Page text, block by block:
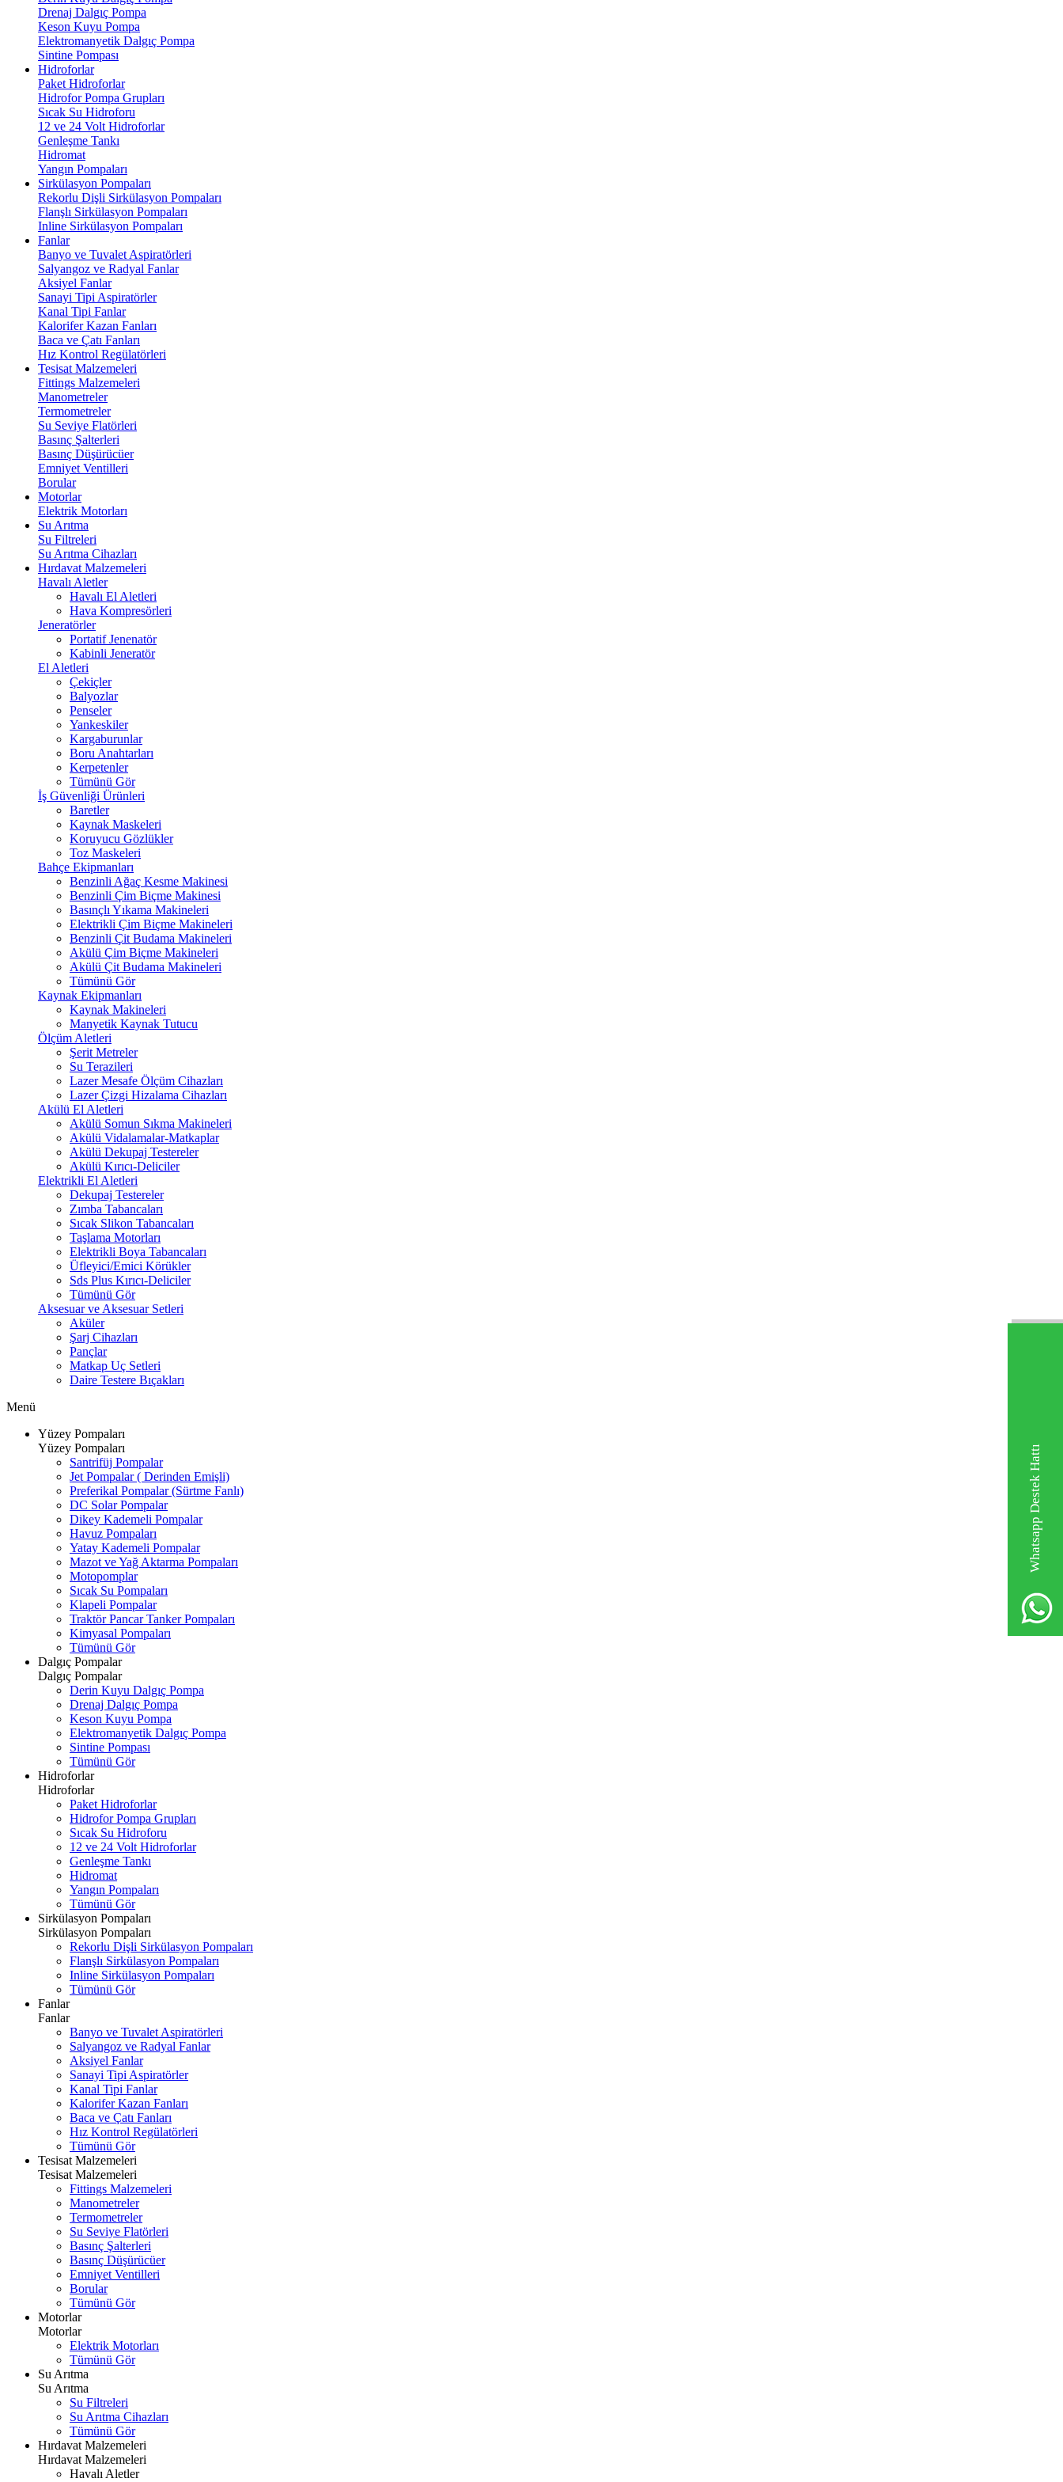
Whatsapp Destek Hattı
Drenaj Dalgıç Pompa
Keson Kuyu Pompa
Elektromanyetik Dalgıç Pompa
Sintine Pompası
Hidroforlar
Paket Hidroforlar
Hidrofor Pompa Grupları
Sıcak Su Hidroforu
12 ve 24 Volt Hidroforlar
Genleşme Tankı
Hidromat
Yangın Pompaları
Sirkülasyon Pompaları
Rekorlu Dişli Sirkülasyon Pompaları
Flanşlı Sirkülasyon Pompaları
Inline Sirkülasyon Pompaları
Fanlar
Banyo ve Tuvalet Aspiratörleri
Salyangoz ve Radyal Fanlar
Aksiyel Fanlar
Sanayi Tipi Aspiratörler
Kanal Tipi Fanlar
Kalorifer Kazan Fanları
Baca ve Çatı Fanları
Hız Kontrol Regülatörleri
Tesisat Malzemeleri
Fittings Malzemeleri
Manometreler
Termometreler
Su Seviye Flatörleri
Basınç Şalterleri
Basınç Düşürücüer
Emniyet Ventilleri
Borular
Motorlar
Elektrik Motorları
Su Arıtma
Su Filtreleri
Su Arıtma Cihazları
Hırdavat Malzemeleri
Havalı Aletler
Havalı El Aletleri
Hava Kompresörleri
Jeneratörler
Portatif Jenenatör
Kabinli Jeneratör
El Aletleri
Çekiçler
Balyozlar
Penseler
Yankeskiler
Kargaburunlar
Boru Anahtarları
Kerpetenler
Tümünü Gör
İş Güvenliği Ürünleri
Baretler
Kaynak Maskeleri
Koruyucu Gözlükler
Toz Maskeleri
Bahçe Ekipmanları
Benzinli Ağaç Kesme Makinesi
Benzinli Çim Biçme Makinesi
Basınçlı Yıkama Makineleri
Elektrikli Çim Biçme Makineleri
Benzinli Çit Budama Makineleri
Akülü Çim Biçme Makineleri
Akülü Çit Budama Makineleri
Tümünü Gör
Kaynak Ekipmanları
Kaynak Makineleri
Manyetik Kaynak Tutucu
Ölçüm Aletleri
Şerit Metreler
Su Terazileri
Lazer Mesafe Ölçüm Cihazları
Lazer Çizgi Hizalama Cihazları
Akülü El Aletleri
Akülü Somun Sıkma Makineleri
Akülü Vidalamalar-Matkaplar
Akülü Dekupaj Testereler
Akülü Kırıcı-Deliciler
Elektrikli El Aletleri
Dekupaj Testereler
Zımba Tabancaları
Sıcak Slikon Tabancaları
Taşlama Motorları
Elektrikli Boya Tabancaları
Üfleyici/Emici Körükler
Sds Plus Kırıcı-Deliciler
Tümünü Gör
Aksesuar ve Aksesuar Setleri
Aküler
Şarj Cihazları
Pançlar
Matkap Uç Setleri
Daire Testere Bıçakları
Menü
Yüzey Pompaları
Yüzey Pompaları
Santrifüj Pompalar
Jet Pompalar ( Derinden Emişli)
Preferikal Pompalar (Sürtme Fanlı)
DC Solar Pompalar
Dikey Kademeli Pompalar
Havuz Pompaları
Yatay Kademeli Pompalar
Mazot ve Yağ Aktarma Pompaları
Motopomplar
Sıcak Su Pompaları
Klapeli Pompalar
Traktör Pancar Tanker Pompaları
Kimyasal Pompaları
Tümünü Gör
Dalgıç Pompalar
Dalgıç Pompalar
Derin Kuyu Dalgıç Pompa
Drenaj Dalgıç Pompa
Keson Kuyu Pompa
Elektromanyetik Dalgıç Pompa
Sintine Pompası
Tümünü Gör
Hidroforlar
Hidroforlar
Paket Hidroforlar
Hidrofor Pompa Grupları
Sıcak Su Hidroforu
12 ve 24 Volt Hidroforlar
Genleşme Tankı
Hidromat
Yangın Pompaları
Tümünü Gör
Sirkülasyon Pompaları
Sirkülasyon Pompaları
Rekorlu Dişli Sirkülasyon Pompaları
Flanşlı Sirkülasyon Pompaları
Inline Sirkülasyon Pompaları
Tümünü Gör
Fanlar
Fanlar
Banyo ve Tuvalet Aspiratörleri
Salyangoz ve Radyal Fanlar
Aksiyel Fanlar
Sanayi Tipi Aspiratörler
Kanal Tipi Fanlar
Kalorifer Kazan Fanları
Baca ve Çatı Fanları
Hız Kontrol Regülatörleri
Tümünü Gör
Tesisat Malzemeleri
Tesisat Malzemeleri
Fittings Malzemeleri
Manometreler
Termometreler
Su Seviye Flatörleri
Basınç Şalterleri
Basınç Düşürücüer
Emniyet Ventilleri
Borular
Tümünü Gör
Motorlar
Motorlar
Elektrik Motorları
Tümünü Gör
Su Arıtma
Su Arıtma
Su Filtreleri
Su Arıtma Cihazları
Tümünü Gör
Hırdavat Malzemeleri
Hırdavat Malzemeleri
Havalı Aletler